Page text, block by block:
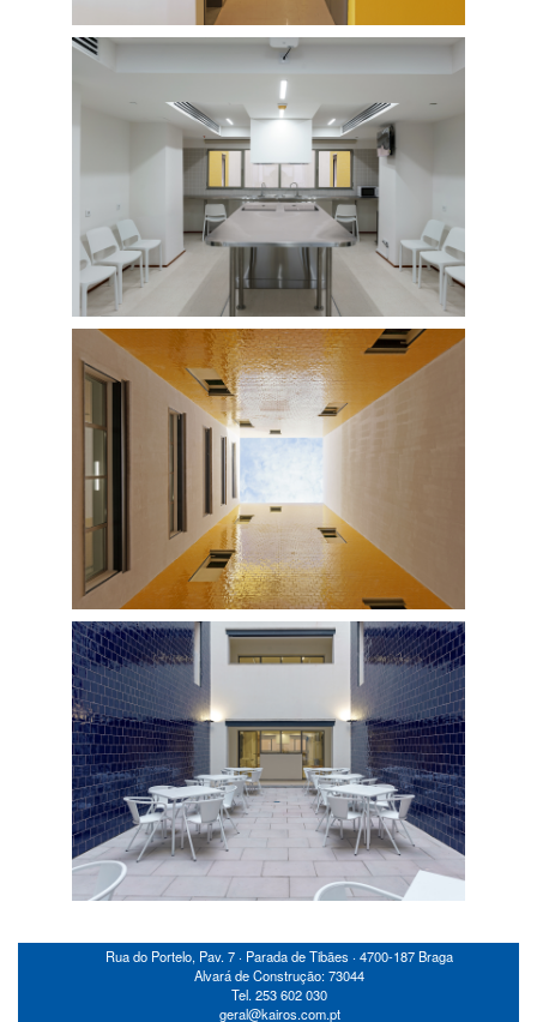
Rua do Portelo, Pav. 7 ‧ Parada de Tibães ‧ 4700-187 Braga
Alvará de Construção: 73044
Tel. 253 602 030
geral@kairos.com.pt